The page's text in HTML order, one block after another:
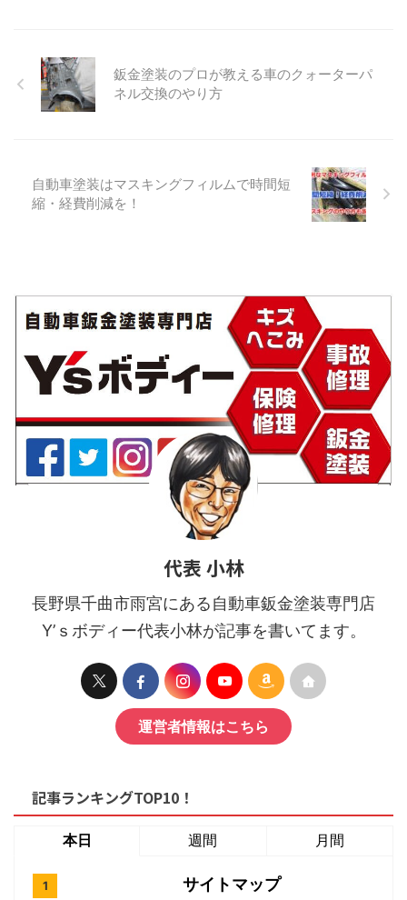
す。 取 ...
車なので共通です。 ボンネッ
トを開けた上側のクリップ4個
を外す DAIHATSUとSUBARU
9004468320 価格：
￥160（税抜） ナンバープレ
ド 赤矢印の位置にクリップが
価格：￥130（税抜） マッド
ガードを外す 左右にマッドガ
ード(泥よけ)が付いてる場合。
鈑金塗装のプロが教える車のクォーターパ
ネル交換のやり方
自動車塗装はマスキングフィルムで時間短
縮・経費削減を！
代表 小林
長野県千曲市雨宮にある自動車鈑金塗装専門店
Y’ｓボディー代表小林が記事を書いてます。
運営者情報はこちら
記事ランキングTOP10！
本日 週間 月間
サイトマップ